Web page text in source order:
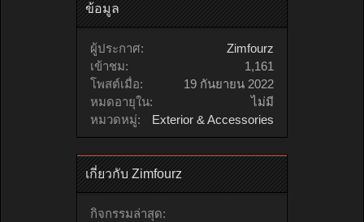
ข้อมูล
ผู้ประกาศ:
Zimfourz
เข้าชม:
1,161
โพสต์เมื่อ:
19 กันยายน 2022
หมดอายุใน:
ไม่มี
หมวดหมู่:
Exterior & Accessories
เกี่ยวกับ Zimfourz
กิจกรรมล่าสุด: